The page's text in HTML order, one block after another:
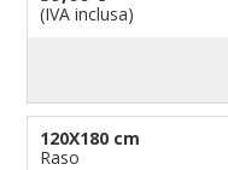
(IVA inclusa)
120X180 cm
Raso